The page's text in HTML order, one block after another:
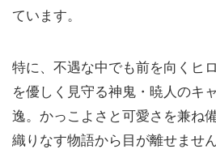
ています。
特に、不遇な中でも前を向くヒ
を優しく見守る神鬼・暁人のキ
逸。かっこよさと可愛さを兼ね
織りなす物語から目が離せません